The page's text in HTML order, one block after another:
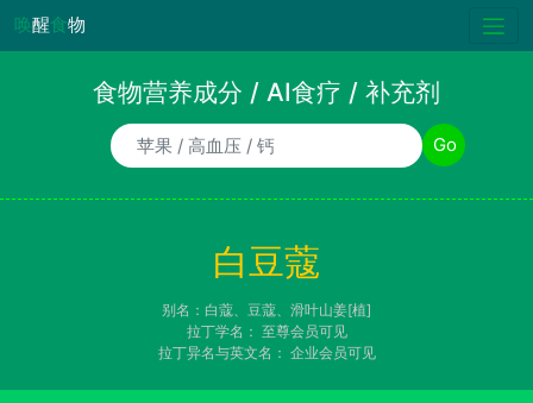
唤醒食物
食物营养成分 / AI食疗 / 补充剂
食物/AI食疗诉求/补充剂名称 Go
白豆蔻
别名：白蔻、豆蔻、滑叶山姜[植]
拉丁学名： 至尊会员可见
拉丁异名与英文名： 企业会员可见